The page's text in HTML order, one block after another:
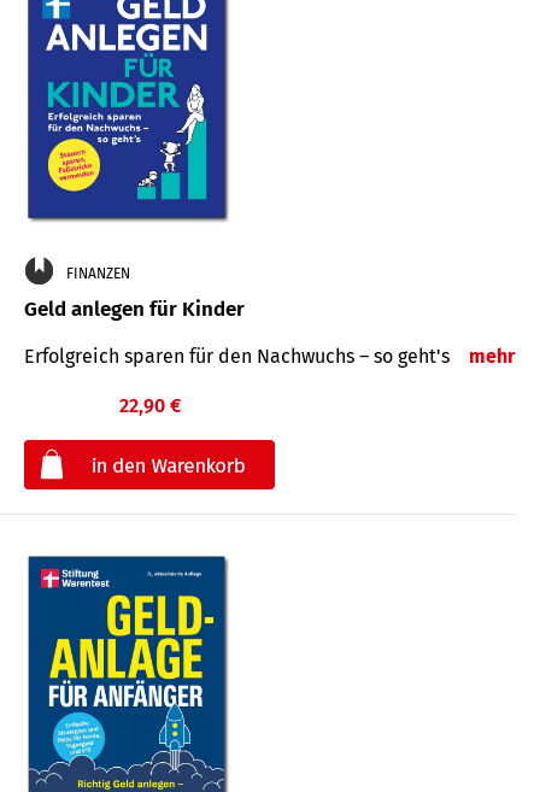
FINANZEN
Geld anlegen für Kinder
Erfolgreich sparen für den Nachwuchs – so geht's mehr
22,90 €